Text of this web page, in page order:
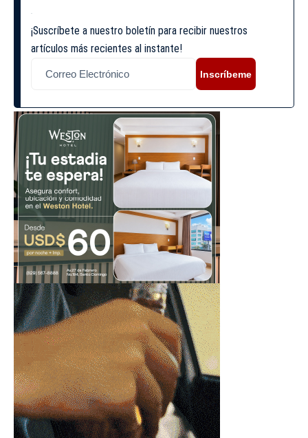
¡Suscríbete a nuestro boletín para recibir nuestros
artículos más recientes al instante!
Inscríbeme